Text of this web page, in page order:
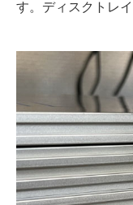
進化するPCとデバ
好きが集まる 比べ
ビジネスと働き方の
AI活用のいまが分か
企業ITのトレンドを
経営リーダーのコミ
す。ディスクトレ